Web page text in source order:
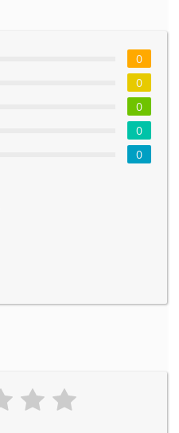
0
0
0
0
0